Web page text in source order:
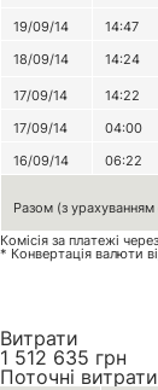
19/09/14 14:47
18/09/14
14:24
17/09/14 14:22
17/09/14
04:00
16/09/14
06:22
Разом (з урахуванням
Комісія за платежі через
* Конвертація валюти
Витрати
1 512 635 грн
Поточні